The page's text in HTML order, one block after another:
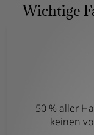
Wichtige
50 % aller
keinen